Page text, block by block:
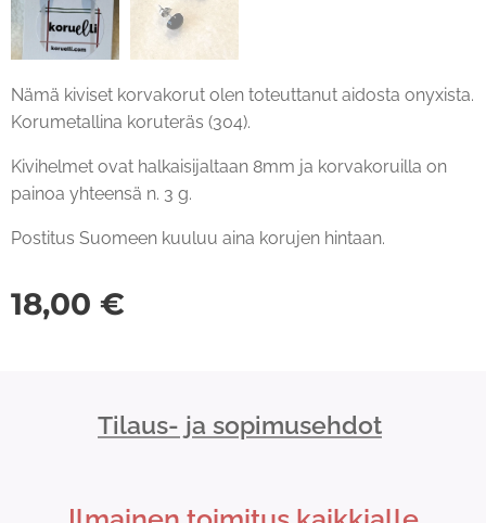
Nämä kiviset korvakorut olen toteuttanut aidosta onyxista.
Korumetallina koruteräs (304).
Kivihelmet ovat halkaisijaltaan 8mm ja korvakoruilla on
painoa yhteensä n. 3 g.
Postitus Suomeen kuuluu aina korujen hintaan.
18,00 €
Tilaus- ja sopimusehdot